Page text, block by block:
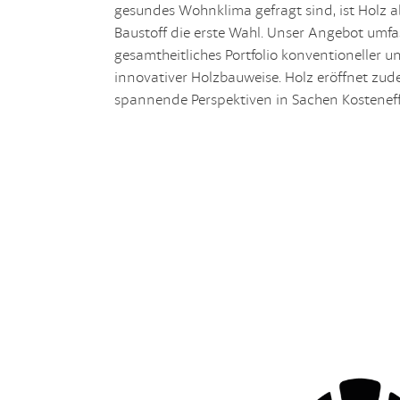
gesundes Wohnklima gefragt sind, ist Holz
Baustoff die erste Wahl. Unser Angebot
gesamtheitliches Portfolio konventioneller
innovativer Holzbauweise. Holz eröffnet
spannende Perspektiven in Sachen